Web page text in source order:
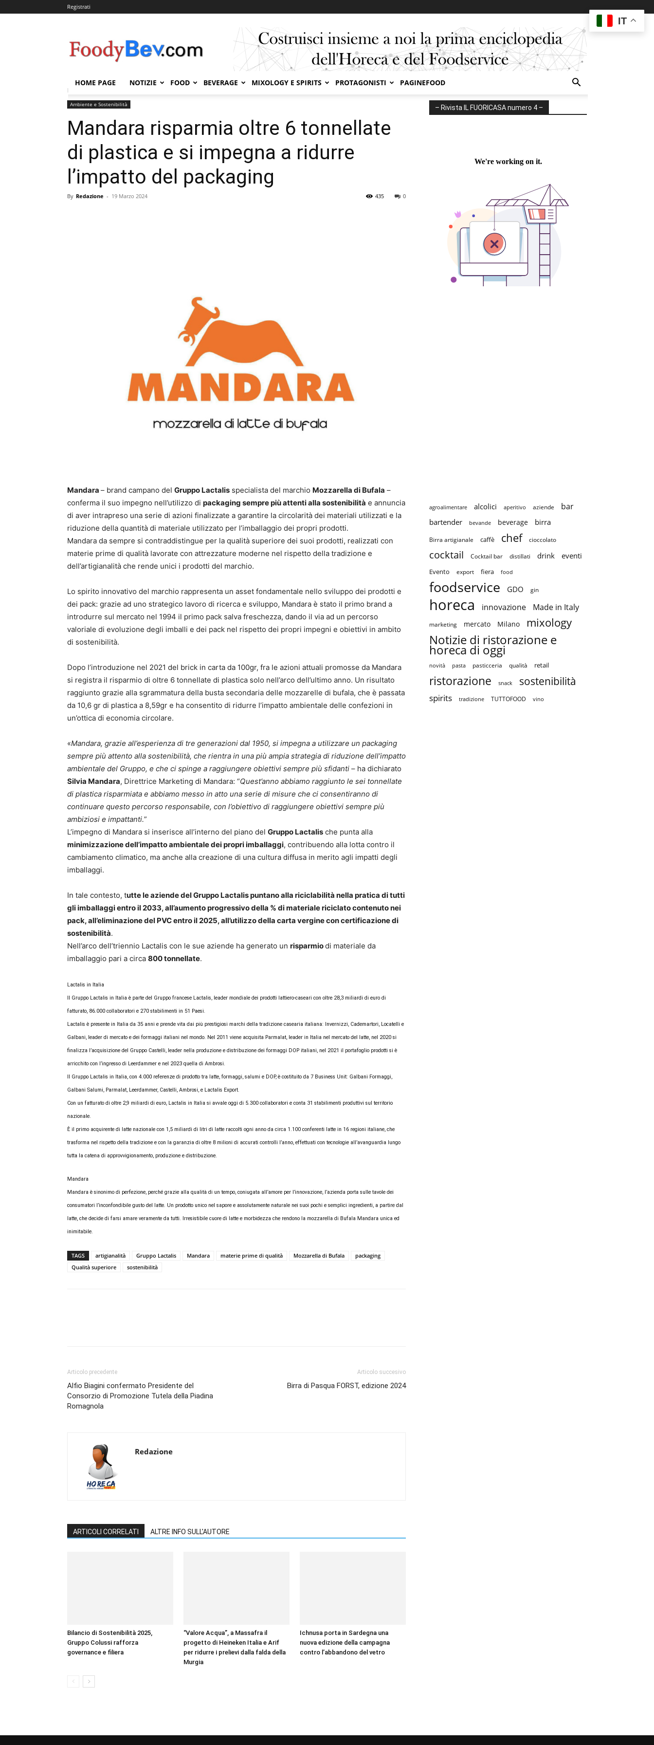
Registrati
HOME PAGE NOTIZIE FOOD BEVERAGE MIXOLOGY E SPIRITS PROTAGONISTI PAGINEFOOD
Home
Ambiente e Sostenibilità
Mandara risparmia oltre 6 tonnellate
di plastica e si impegna a ridurre
l’impatto del packaging
By Redazione - 19 Marzo 2024 0
435
Mandara – brand campano del Gruppo Lactalis specialista del marchio Mozzarella di Bufala –
conferma il suo impegno nell’utilizzo di packaging sempre più attenti alla sostenibilità e annuncia
di aver intrapreso una serie di azioni finalizzate a garantire la circolarità dei materiali utilizzati e la
riduzione della quantità di materiale utilizzato per l’imballaggio dei propri prodotti.
Mandara da sempre si contraddistingue per la qualità superiore dei suoi prodotti, realizzati con
materie prime di qualità lavorate con attrezzature moderne nel rispetto della tradizione e
dell’artigianalità che rende unici i prodotti del marchio.
Lo spirito innovativo del marchio rappresenta un asset fondamentale nello sviluppo dei prodotti e
dei pack: grazie ad uno strategico lavoro di ricerca e sviluppo, Mandara è stato il primo brand a
introdurre sul mercato nel 1994 il primo pack salva freschezza, dando il via ad un percorso
valoriale di evoluzione degli imballi e dei pack nel rispetto dei propri impegni e obiettivi in ambito
di sostenibilità.
Dopo l’introduzione nel 2021 del brick in carta da 100gr, fra le azioni attuali promosse da Mandara
si registra il risparmio di oltre 6 tonnellate di plastica solo nell’arco dell’ultimo anno. Un risultato
raggiunto grazie alla sgrammatura della busta secondaria delle mozzarelle di bufala, che è passata
da 10,6 gr di plastica a 8,59gr e ha consentito di ridurre l’impatto ambientale delle confezioni in
un’ottica di economia circolare.
«Mandara, grazie all’esperienza di tre generazioni dal 1950, si impegna a utilizzare un packaging
sempre più attento alla sostenibilità, che rientra in una più ampia strategia di riduzione dell’impatto
ambientale del Gruppo, e che ci spinge a raggiungere obiettivi sempre più sfidanti – ha dichiarato
Silvia Mandara, Direttrice Marketing di Mandara: “Quest’anno abbiamo raggiunto le sei tonnellate
di plastica risparmiata e abbiamo messo in atto una serie di misure che ci consentiranno di
continuare questo percorso responsabile, con l’obiettivo di raggiungere obiettivi sempre più
ambiziosi e impattanti.”
L’impegno di Mandara si inserisce all’interno del piano del Gruppo Lactalis che punta alla
minimizzazione dell’impatto ambientale dei propri imballaggi, contribuendo alla lotta contro il
cambiamento climatico, ma anche alla creazione di una cultura diffusa in merito agli impatti degli
imballaggi.
In tale contesto, tutte le aziende del Gruppo Lactalis puntano alla riciclabilità nella pratica di tutti
gli imballaggi entro il 2033, all’aumento progressivo della % di materiale riciclato contenuto nei
pack, all’eliminazione del PVC entro il 2025, all’utilizzo della carta vergine con certificazione di
sostenibilità.
Nell’arco dell’triennio Lactalis con le sue aziende ha generato un risparmiodi materiale da
imballaggio pari a circa 800 tonnellate.
Lactalis in Italia
Il Gruppo Lactalis in Italia è parte del Gruppo francese Lactalis, leader mondiale dei prodotti lattiero-caseari con oltre 28,3 miliardi di euro di
fatturato, 86.000 collaboratori e 270 stabilimenti in 51 Paesi.
Lactalis è presente in Italia da 35 anni e prende vita dai più prestigiosi marchi della tradizione casearia italiana: Invernizzi, Cademartori, Locatelli e
Galbani, leader di mercato e dei formaggi italiani nel mondo. Nel 2011 viene acquisita Parmalat, leader in Italia nel mercato del latte, nel 2020 si
finalizza l’acquisizione del Gruppo Castelli, leader nella produzione e distribuzione dei formaggi DOP italiani, nel 2021 il portafoglio prodotti si è
arricchito con l’ingresso di Leerdammer e nel 2023 quella di Ambrosi.
Il Gruppo Lactalis in Italia, con 4.000 referenze di prodotto tra latte, formaggi, salumi e DOP, è costituito da 7 Business Unit: Galbani Formaggi,
Galbani Salumi, Parmalat, Leerdammer, Castelli, Ambrosi, e Lactalis Export.
Con un fatturato di oltre 2,9 miliardi di euro, Lactalis in Italia si avvale oggi di 5.300 collaboratori e conta 31 stabilimenti produttivi sul territorio
nazionale.
È il primo acquirente di latte nazionale con 1,5 miliardi di litri di latte raccolti ogni anno da circa 1.100 conferenti latte in 16 regioni italiane, che
trasforma nel rispetto della tradizione e con la garanzia di oltre 8 milioni di accurati controlli l’anno, effettuati con tecnologie all’avanguardia lungo
tutta la catena di approvvigionamento, produzione e distribuzione.
Mandara
Mandara è sinonimo di perfezione, perché grazie alla qualità di un tempo, coniugata all’amore per l’innovazione, l’azienda porta sulle tavole dei
consumatori l’inconfondibile gusto del latte. Un prodotto unico nel sapore e assolutamente naturale nei suoi pochi e semplici ingredienti, a partire dal
latte, che decide di farsi amare veramente da tutti. Irresistibile cuore di latte e morbidezza che rendono la mozzarella di Bufala Mandara unica ed
inimitabile.
TAGS artigianalità Gruppo Lactalis Mandara materie prime di qualità Mozzarella di Bufala
packaging
Qualità superiore
sostenibilità
Articolo precedente
Alfio Biagini confermato Presidente del
Consorzio di Promozione Tutela della Piadina
Romagnola
Articolo succesivo
Birra di Pasqua FORST, edizione 2024
Redazione
ARTICOLI CORRELATI ALTRE INFO SULL'AUTORE
Bilancio di Sostenibilità 2025,
Gruppo Colussi rafforza
governance e filiera
“Valore Acqua”, a Massafra il
progetto di Heineken Italia e Arif
per ridurre i prelievi dalla falda della
Murgia
Ichnusa porta in Sardegna una
nuova edizione della campagna
contro l’abbandono del vetro
– Rivista IL FUORICASA numero 4 –
agroalimentare alcolici aperitivo aziende bar
bartender bevande beverage birra
Birra artigianale caffè chef cioccolato
cocktail Cocktail bar distillati drink eventi
Evento export fiera food
foodservice GDO gin
horeca innovazione Made in Italy
marketing mercato Milano mixology
Notizie di ristorazione e
horeca di oggi
novità pasta pasticceria qualità retail
ristorazione snack sostenibilità
spirits tradizione TUTTOFOOD vino
IT